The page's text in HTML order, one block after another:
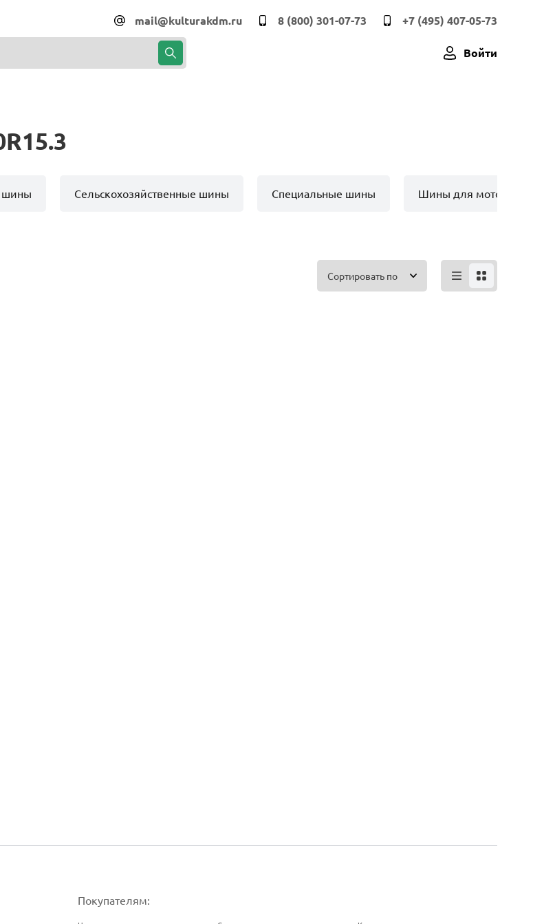
+7 (495) 407-05-73
8 (800) 301-07-73
mail@kulturakdm.ru
Войти
шины Сельскохозяйственные шины Специальные шины Шины для мото
Сортировать по
Покупателям: